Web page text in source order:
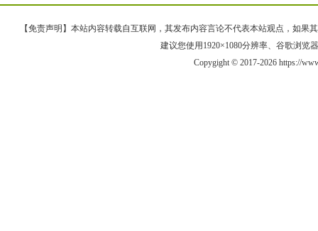
【免责声明】本站内容转载自互联网，其发布内容言论不代表本站观点，如果
建议您使用1920×1080分辨率、谷歌浏览
Copygight © 2017-2026 https://